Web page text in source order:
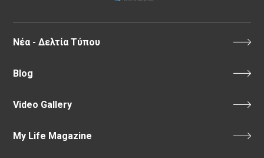
Νέα - Δελτία Τύπου
Blog
Video Gallery
My Life Magazine